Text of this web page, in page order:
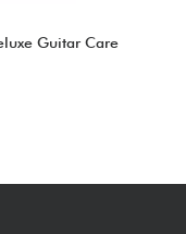
Guitar Care